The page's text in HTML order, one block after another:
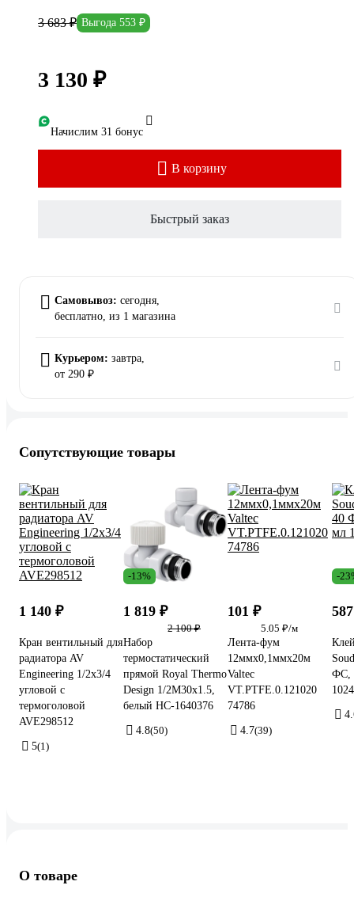
3 683 ₽ Выгода 553 ₽
3 130 ₽
Начислим 31 бонус
В корзину
Быстрый заказ
Самовывоз: сегодня,
бесплатно, из 1 магазина
Курьером: завтра,
от 290 ₽
Сопутствующие товары
1 140 ₽
Кран вентильный для
радиатора AV
Engineering 1/2x3/4
угловой с
термоголовой
AVE298512
5(1)
-13%
1 819 ₽
2 100 ₽
Набор
термостатический
прямой Royal Thermo
Design 1/2М30x1.5,
белый НС-1640376
4.8(50)
101 ₽
5.05 ₽/м
Лента-фум
12ммх0,1ммх20м
Valtec
VT.PTFE.0.121020
74786
4.7(39)
-
ФС,
О товаре